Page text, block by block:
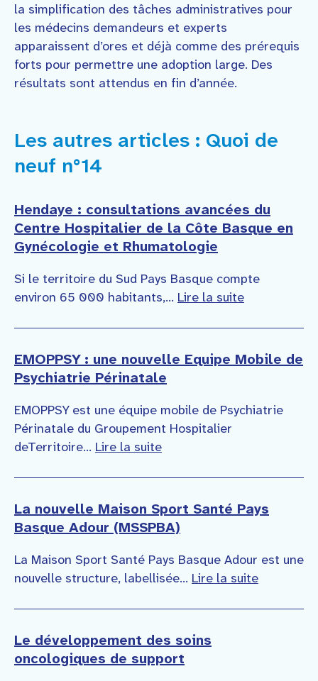
la simplification des tâches administratives pour
les médecins demandeurs et experts
apparaissent d’ores et déjà comme des prérequis
forts pour permettre une adoption large. Des
résultats sont attendus en fin d’année.
Les autres articles : Quoi de
neuf n°14
Hendaye : consultations avancées du
Centre Hospitalier de la Côte Basque en
Gynécologie et Rhumatologie
Si le territoire du Sud Pays Basque compte
environ 65 000 habitants,... Lire la suite
EMOPPSY : une nouvelle Equipe Mobile de
Psychiatrie Périnatale
EMOPPSY est une équipe mobile de Psychiatrie
Périnatale du Groupement Hospitalier
deTerritoire... Lire la suite
La nouvelle Maison Sport Santé Pays
Basque Adour (MSSPBA)
La Maison Sport Santé Pays Basque Adour est une
nouvelle structure, labellisée... Lire la suite
Le développement des soins
oncologiques de support